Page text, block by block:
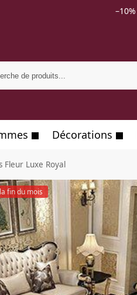
–10%
Décorations
Fleur Luxe Royal
fin du mois